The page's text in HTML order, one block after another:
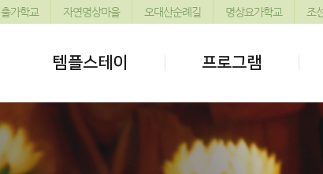
출가학교 자연명상마을 오대산순례길 명상요가학교 조
템플스테이 프로그램